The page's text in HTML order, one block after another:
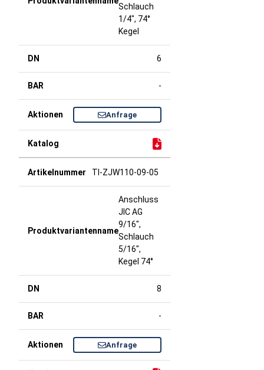
Schlauch
1/4", 74°
Kegel
6
-
Anfrage
TI-ZJW110-09-05
Anschluss
JIC AG
9/16",
Schlauch
5/16",
Kegel 74°
8
-
Anfrage